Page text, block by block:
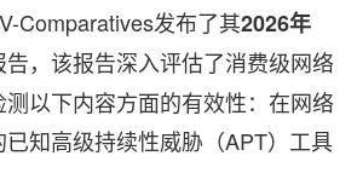
Comparatives发布了其2026年
告，该报告深入评估了消费级网络
以下内容方面的有效性：在网络
知高级持续性威胁（APT）工具